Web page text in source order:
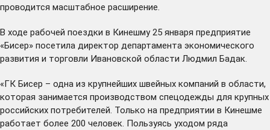
проводится масштабное расширение.
В ходе рабочей поездки в Кинешму 25 января предприятие
«Бисер» посетила директор департамента экономического
развития и торговли Ивановской области Людмил Бадак.
«ГК Бисер – одна из крупнейших швейных компаний в области,
которая занимается производством спецодежды для крупных
российских потребителей. Только на предприятии в Кинешме
работает более 200 человек. Пользуясь уходом ряда